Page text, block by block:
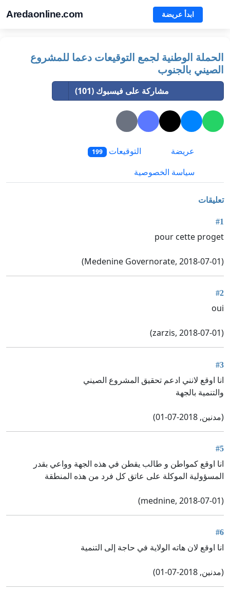
Aredaonline.com ابدأ عريضة
الحملة الوطنية لجمع التوقيعات دعما للمشروع
الصيني بالجنوب
مشاركة على فيسبوك (101)
عريضة التوقيعات 199
سياسة الخصوصية
تعليقات
#1
pour cette proget
(Medenine Governorate, 2018-07-01)
#2
oui
(zarzis, 2018-07-01)
#3
انا اوقع لانني ادعم تحقيق المشروع الصيني
والتنمية بالجهة
(مدنين, 2018-07-01)
#5
انا اوقع كمواطن و طالب يقطن في هذه الجهة وواعي بقدر
المسؤولية الموكلة على عاتق كل فرد من هذه المنطقة
(mednine, 2018-07-01)
#6
انا اوقع لان هاته الولاية في حاجة إلى التنمية
(مدنين, 2018-07-01)